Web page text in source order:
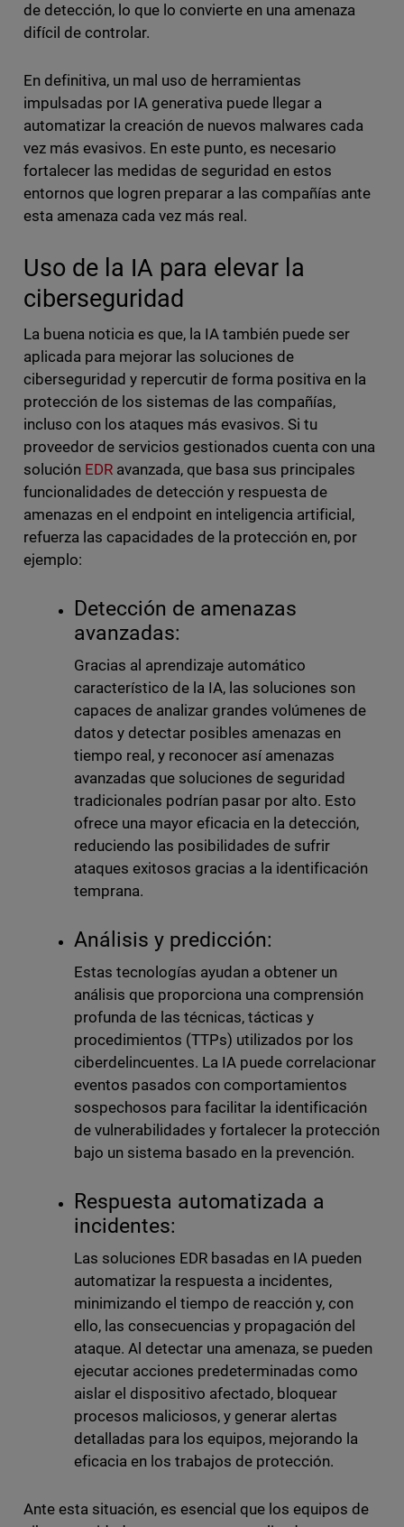
de detección, lo que lo convierte en una amenaza
difícil de controlar.
En definitiva, un mal uso de herramientas
impulsadas por IA generativa puede llegar a
automatizar la creación de nuevos malwares cada
vez más evasivos. En este punto, es necesario
fortalecer las medidas de seguridad en estos
entornos que logren preparar a las compañías ante
esta amenaza cada vez más real.
Uso de la IA para elevar la
ciberseguridad
La buena noticia es que, la IA también puede ser
aplicada para mejorar las soluciones de
ciberseguridad y repercutir de forma positiva en la
protección de los sistemas de las compañías,
incluso con los ataques más evasivos. Si tu
proveedor de servicios gestionados cuenta con una
solución EDRavanzada, que basa sus principales
funcionalidades de detección y respuesta de
amenazas en el endpoint en inteligencia artificial,
refuerza las capacidades de la protección en, por
ejemplo:
Detección de amenazas
avanzadas:
Gracias al aprendizaje automático
característico de la IA, las soluciones son
capaces de analizar grandes volúmenes de
datos y detectar posibles amenazas en
tiempo real, y reconocer así amenazas
avanzadas que soluciones de seguridad
tradicionales podrían pasar por alto. Esto
ofrece una mayor eficacia en la detección,
reduciendo las posibilidades de sufrir
ataques exitosos gracias a la identificación
temprana.
Análisis y predicción:
Estas tecnologías ayudan a obtener un
análisis que proporciona una comprensión
profunda de las técnicas, tácticas y
procedimientos (TTPs) utilizados por los
ciberdelincuentes. La IA puede correlacionar
eventos pasados con comportamientos
sospechosos para facilitar la identificación
de vulnerabilidades y fortalecer la protección
bajo un sistema basado en la prevención.
Respuesta automatizada a
incidentes:
Las soluciones EDR basadas en IA pueden
automatizar la respuesta a incidentes,
minimizando el tiempo de reacción y, con
ello, las consecuencias y propagación del
ataque. Al detectar una amenaza, se pueden
ejecutar acciones predeterminadas como
aislar el dispositivo afectado, bloquear
procesos maliciosos, y generar alertas
detalladas para los equipos, mejorando la
eficacia en los trabajos de protección.
Ante esta situación, es esencial que los equipos de